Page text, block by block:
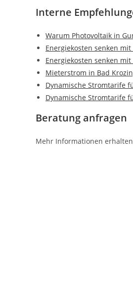
Interne
Warum Photovoltaik in
Energiekosten senken
Energiekosten senken
Mieterstrom in Bad
Dynamische Stromtarife
Dynamische Stromtarife
Beratung anfragen
Mehr Informationen